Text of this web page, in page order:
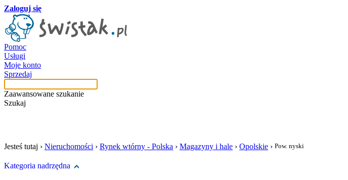
Zaloguj się
Pomoc
Usługi
Moje konto
Sprzedaj
Zaawansowane szukanie
Szukaj
Jesteś tutaj › Nieruchomości › Rynek wtórny - Polska › Magazyny i hale › Opolskie › Pow. nyski
Kategoria nadrzędna